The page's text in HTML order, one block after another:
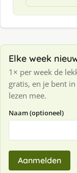
Elke week
1× per week de
gratis, en je bent
lezen mee.
Naam (optioneel)
Aanmelden